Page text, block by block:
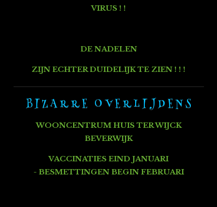
VIRUS ! !
DE NADELEN
ZIJN ECHTER DUIDELIJK TE ZIEN ! ! !
B I Z A R R E O V E R L I J D E N S
WOONCENTRUM HUIS TER WIJCK
BEVERWIJK
VACCINATIES EIND JANUARI
- BESMETTINGEN BEGIN FEBRUARI